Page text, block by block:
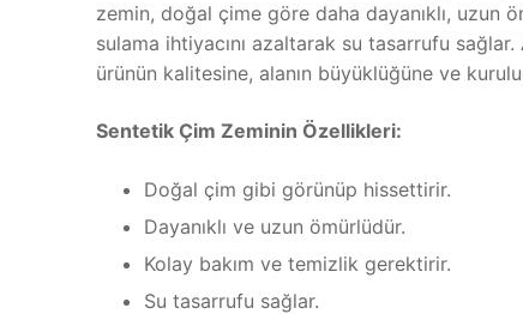
zemin, doğal çime göre daha dayanıklı, uzun
sulama ihtiyacını azaltarak su tasarrufu
ürünün kalitesine, alanın büyüklüğüne ve
Sentetik Çim Zeminin Özellikleri:
Doğal çim gibi görünüp hissettirir.
Dayanıklı ve uzun ömürlüdür.
Kolay bakım ve temizlik gerektirir.
Su tasarrufu sağlar.